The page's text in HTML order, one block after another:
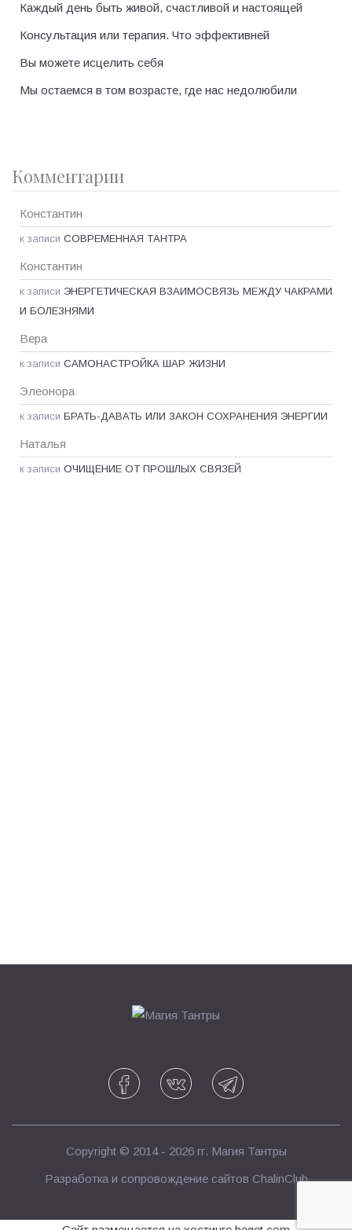
Каждый день быть живой, счастливой и настоящей
Консультация или терапия. Что эффективней
Вы можете исцелить себя
Мы остаемся в том возрасте, где нас недолюбили
Комментарии
Константин
к записи СОВРЕМЕННАЯ ТАНТРА
Константин
к записи ЭНЕРГЕТИЧЕСКАЯ ВЗАИМОСВЯЗЬ МЕЖДУ ЧАКРАМИ
И БОЛЕЗНЯМИ
Вера
к записи САМОНАСТРОЙКА ШАР ЖИЗНИ
Элеонора
к записи БРАТЬ-ДАВАТЬ ИЛИ ЗАКОН СОХРАНЕНИЯ ЭНЕРГИИ
Наталья
к записи ОЧИЩЕНИЕ ОТ ПРОШЛЫХ СВЯЗЕЙ
Copyright © 2014 - 2026 гг. Магия Тантры
Разработка и сопровождение сайтов ChalinClub